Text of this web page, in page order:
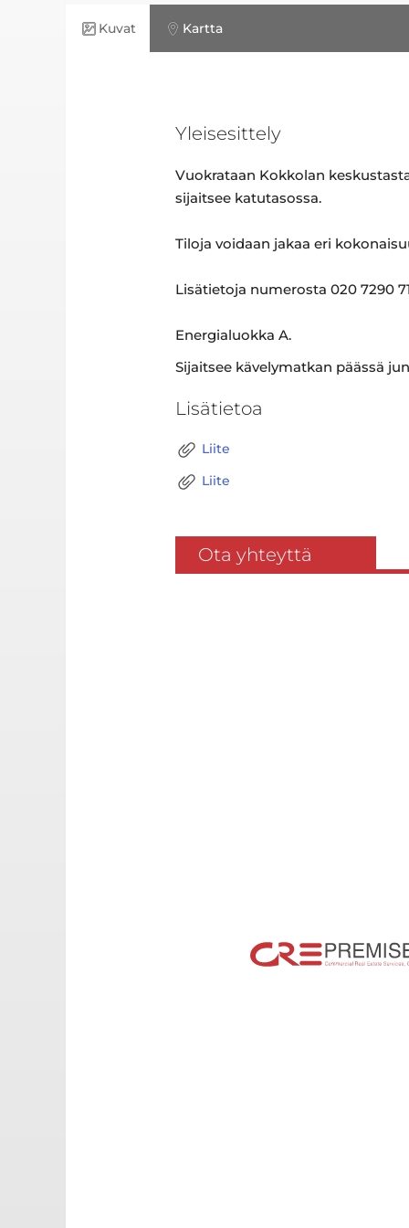
Kuvat Kartta
Yleisesittely
Vuokrataan Kokkolan
sijaitsee katutasossa.
Tiloja voidaan jakaa eri
Lisätietoja numerosta 020 7290
Energialuokka A.
Sijaitsee kävelymatkan päässä
Lisätietoa
Liite
Liite
Ota yhteyttä